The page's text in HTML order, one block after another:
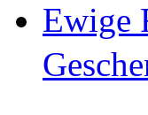
Ewige